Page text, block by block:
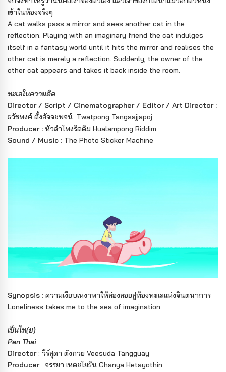
เข้าในห้องจริงๆ
A cat walks pass a mirror and sees another cat in the
reflection. Playing with an imaginary friend the cat indulges
itself in a fantasy world until it hits the mirror and realises the
other cat is merely a reflection. Suddenly, the owner of the
other cat appears and takes it back inside the room.
ทะเลในความคิด
Director / Script / Cinematographer / Editor / Art Director :
ธวัชพงศ์ ตั้งสัจจะพจน์ Twatpong Tangsajjapoj
Producer : หัวลำโพงริดดิม Hualampong Riddim
Sound / Music : The Photo Sticker Machine
Synopsis : ความเงียบเหงาพาให้ล่องลอยสู่ท้องทะเลแห่งจินตนาการ
Loneliness takes me to the sea of imagination.
เป็นไท(ย)
Pen Thai
Director: วีร์สุดา ตังกวย Veesuda Tangguay
Producer: จรรยา เหตะโยธิน Chanya Hetayothin